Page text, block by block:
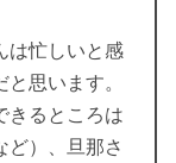
は忙しいと感
思います。
きるところは
ど）、旦那さ